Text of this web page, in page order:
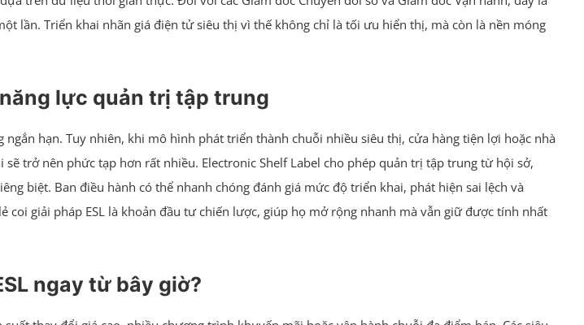
lần. Triển khai nhãn giá điện tử siêu thị vì thế không chỉ là tối ưu hiển thị, mà còn là nền móng
lực quản trị tập trung
hạn. Tuy nhiên, khi mô hình phát triển thành chuỗi nhiều siêu thị, cửa hàng tiện lợi hoặc nhà
trở nên phức tạp hơn rất nhiều. Electronic Shelf Label cho phép quản trị tập trung từ hội sở,
biệt. Ban điều hành có thể nhanh chóng đánh giá mức độ triển khai, phát hiện sai lệch và
giải pháp ESL là khoản đầu tư chiến lược, giúp họ mở rộng nhanh mà vẫn giữ được tính nhất
ngay từ bây giờ?